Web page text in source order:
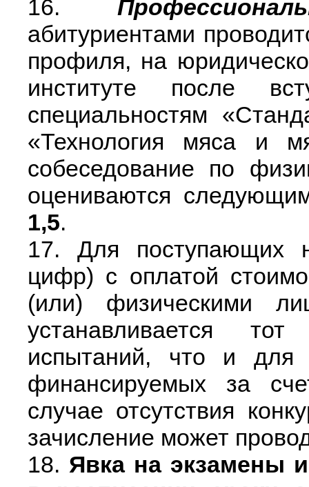
16.
абитуриентами
профиля, на
институте после
специальностям
«Технология мяса и
собеседование по
оцениваются
1,5.
17. Для поступающих
цифр) с оплатой
(или) физическими
устанавливается
испытаний, что и для
финансируемых за
случае отсутствия
зачисление может
18. Явка на экзамены